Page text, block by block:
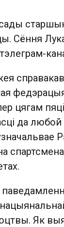
Сёння
тэлеграм-
цягам
да любой
Як